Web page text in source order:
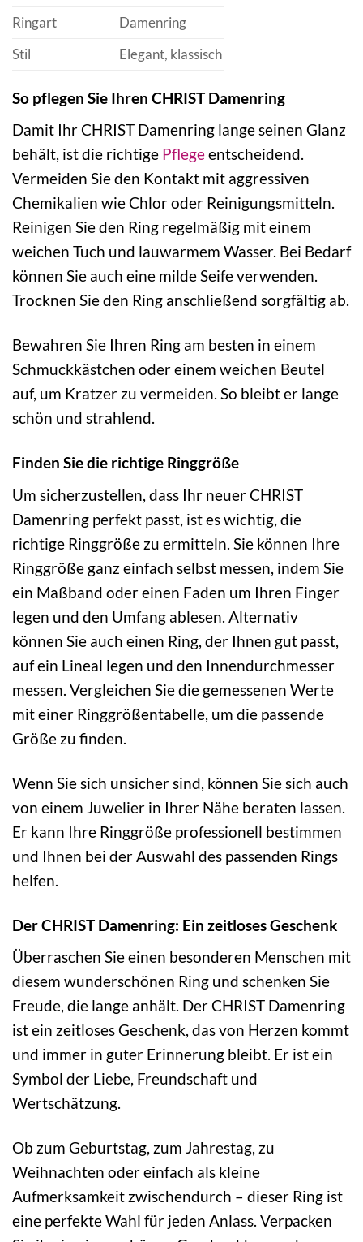
Ringart
Damenring
Stil
Elegant, klassisch
So pflegen Sie Ihren CHRIST Damenring
Damit Ihr CHRIST Damenring lange seinen Glanz
behält, ist die richtige Pflegeentscheidend.
Vermeiden Sie den Kontakt mit aggressiven
Chemikalien wie Chlor oder Reinigungsmitteln.
Reinigen Sie den Ring regelmäßig mit einem
weichen Tuch und lauwarmem Wasser. Bei Bedarf
können Sie auch eine milde Seife verwenden.
Trocknen Sie den Ring anschließend sorgfältig ab.
Bewahren Sie Ihren Ring am besten in einem
Schmuckkästchen oder einem weichen Beutel
auf, um Kratzer zu vermeiden. So bleibt er lange
schön und strahlend.
Finden Sie die richtige Ringgröße
Um sicherzustellen, dass Ihr neuer CHRIST
Damenring perfekt passt, ist es wichtig, die
richtige Ringgröße zu ermitteln. Sie können Ihre
Ringgröße ganz einfach selbst messen, indem Sie
ein Maßband oder einen Faden um Ihren Finger
legen und den Umfang ablesen. Alternativ
können Sie auch einen Ring, der Ihnen gut passt,
auf ein Lineal legen und den Innendurchmesser
messen. Vergleichen Sie die gemessenen Werte
mit einer Ringgrößentabelle, um die passende
Größe zu finden.
Wenn Sie sich unsicher sind, können Sie sich auch
von einem Juwelier in Ihrer Nähe beraten lassen.
Er kann Ihre Ringgröße professionell bestimmen
und Ihnen bei der Auswahl des passenden Rings
helfen.
Der CHRIST Damenring: Ein zeitloses Geschenk
Überraschen Sie einen besonderen Menschen mit
diesem wunderschönen Ring und schenken Sie
Freude, die lange anhält. Der CHRIST Damenring
ist ein zeitloses Geschenk, das von Herzen kommt
und immer in guter Erinnerung bleibt. Er ist ein
Symbol der Liebe, Freundschaft und
Wertschätzung.
Ob zum Geburtstag, zum Jahrestag, zu
Weihnachten oder einfach als kleine
Aufmerksamkeit zwischendurch – dieser Ring ist
eine perfekte Wahl für jeden Anlass. Verpacken